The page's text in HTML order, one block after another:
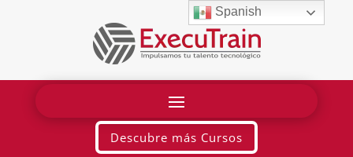
Descubre más Cursos
Spanish